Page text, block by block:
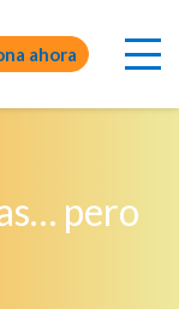
ahora
pero